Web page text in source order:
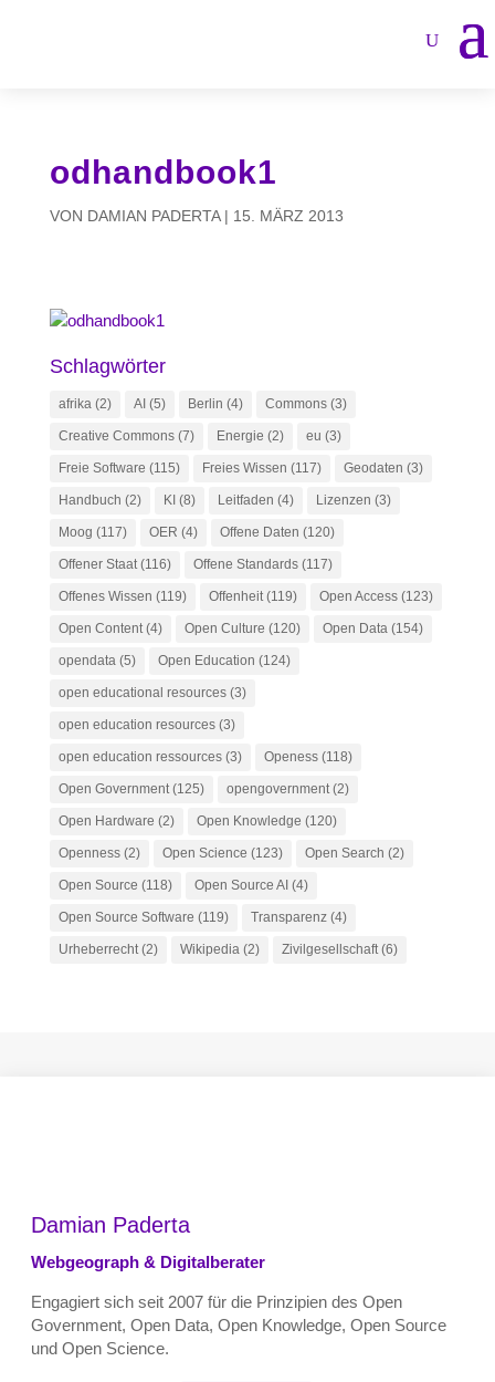
odhandbook1
VON DAMIAN PADERTA| 15. MÄRZ 2013
Schlagwörter
afrika(2) AI (5) Berlin (4) Commons(3)
Creative Commons(7) Energie (2) eu (3)
Freie Software (115) Freies Wissen (117) Geodaten (3)
Handbuch (2) KI (8) Leitfaden (4) Lizenzen (3)
Moog (117) OER (4) Offene Daten (120)
Offener Staat(116) Offene Standards(117)
Offenes Wissen (119) Offenheit(119) Open Access(123)
Open Content(4) Open Culture (120) Open Data(154)
opendata(5) Open Education (124)
open educational resources(3)
open education resources(3)
open education ressources(3) Openess(118)
Open Government(125) opengovernment(2)
Open Hardware (2) Open Knowledge (120)
Openness(2) Open Science (123) Open Search (2)
Open Source (118) Open Source AI (4)
Open Source Software (119) Transparenz(4)
Urheberrecht(2) Wikipedia(2) Zivilgesellschaft(6)
Damian Paderta
Webgeograph & Digitalberater
Engagiert sich seit 2007 für die Prinzipien des Open
Government, Open Data, Open Knowledge, Open Source
und Open Science.